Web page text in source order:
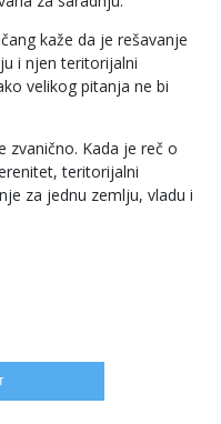
kaže da je rešavanje
i njen teritorijalni
velikog pitanja ne bi
Kada je reč o
teritorijalni
za jednu zemlju, vladu i